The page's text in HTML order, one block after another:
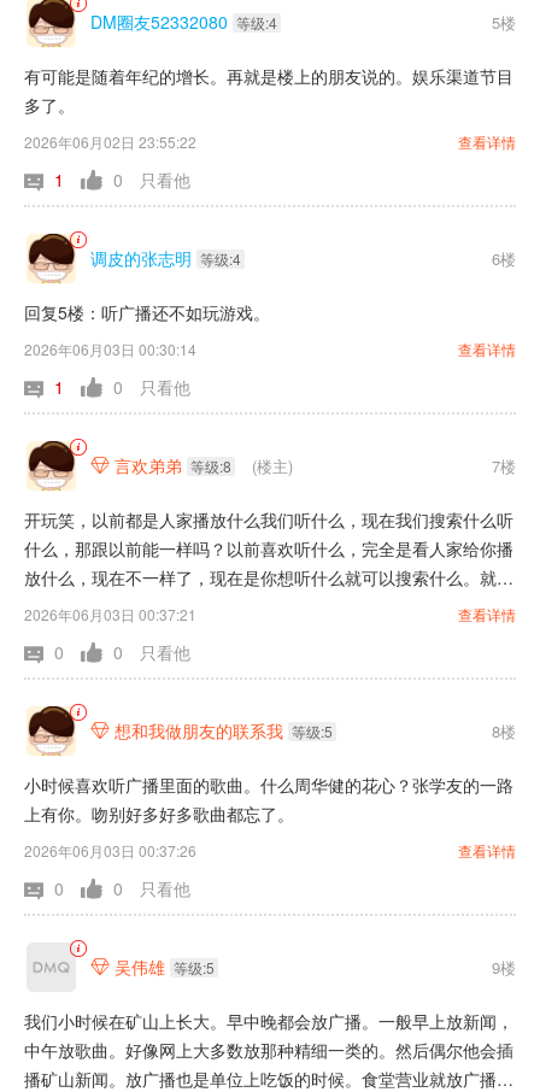
功夫，唱的好听，有情感
DM圈友52332080 等级:4 5楼
有可能是随着年纪的增长。再就是楼上的朋友说的。娱乐渠道节目
多了。
2026年06月02日 23:55:22 查看详情
1 0 只看他
调皮的张志明 等级:4 6楼
回复5楼：听广播还不如玩游戏。
2026年06月03日 00:30:14 查看详情
1 0 只看他
 言欢弟弟 等级:8 (楼主) 7楼
开玩笑，以前都是人家播放什么我们听什么，现在我们搜索什么听
什么，那跟以前能一样吗？以前喜欢听什么，完全是看人家给你播
放什么，现在不一样了，现在是你想听什么就可以搜索什么。就跟
以前咱们用的那种收音机一样。以前用的收音机就是人家电台播放
络收音机啊，都是你搜索什么听什么。
2026年06月03日 00:37:21 查看详情
0 0 只看他
 想和我做朋友的联系我 等级:5 8楼
小时候喜欢听广播里面的歌曲。什么周华健的花心？张学友的一路
上有你。吻别好多好多歌曲都忘了。
2026年06月03日 00:37:26 查看详情
0 0 只看他
 吴伟雄 等级:5 9楼
我们小时候在矿山上长大。早中晚都会放广播。一般早上放新闻，
中午放歌曲。好像网上大多数放那种精细一类的。然后偶尔他会插
播矿山新闻。放广播也是单位上吃饭的时候。食堂营业就放广播。